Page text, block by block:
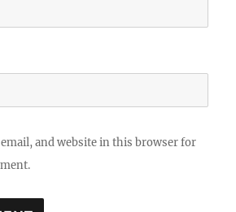
email, and website in this browser for